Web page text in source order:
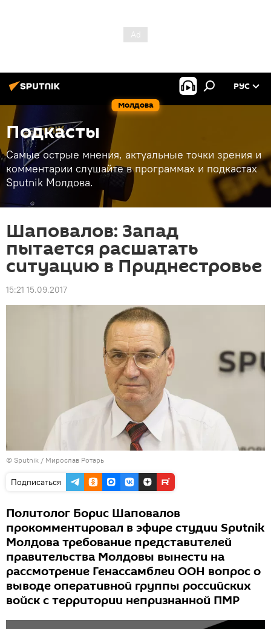
Молдова
РУС
Подкасты
Самые острые мнения, актуальные точки зрения и
комментарии слушайте в программах и подкастах
Sputnik Молдова.
Шаповалов: Запад
пытается расшатать
ситуацию в Приднестровье
15:21 15.09.2017
© Sputnik / Мирослав Ротарь
Подписаться
Политолог Борис Шаповалов
прокомментировал в эфире студии Sputnik
Молдова требование представителей
правительства Молдовы вынести на
рассмотрение Генассамблеи ООН вопрос о
выводе оперативной группы российских
войск с территории непризнанной ПМР